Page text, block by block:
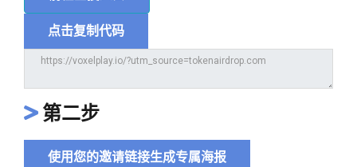
点击复制代码
第二步
使用您的邀请链接生成专属海报